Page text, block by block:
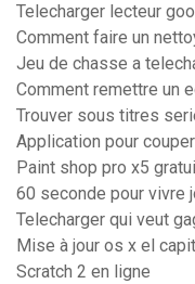
Telecharger lecteur
Comment faire un
Jeu de chasse a
Comment remettre un
Trouver sous titres
Application pour
Paint shop pro x5
60 seconde pour vivre
Telecharger qui veut
Mise à jour os x el
Scratch 2 en ligne